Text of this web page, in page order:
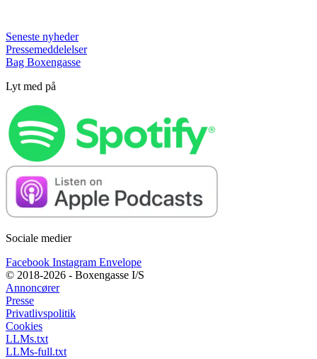
Seneste nyheder
Pressemeddelelser
Bag Boxengasse
Lyt med på
Sociale medier
Facebook Instagram Envelope
© 2018-2026 - Boxengasse I/S
Annoncører
Presse
Privatlivspolitik
Cookies
LLMs.txt
LLMs-full.txt